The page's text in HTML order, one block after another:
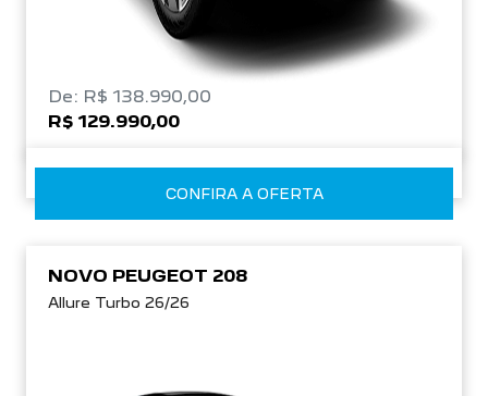
De: R$ 138.990,00
R$ 129.990,00
CONFIRA A OFERTA
NOVO PEUGEOT 208
Allure Turbo 26/26